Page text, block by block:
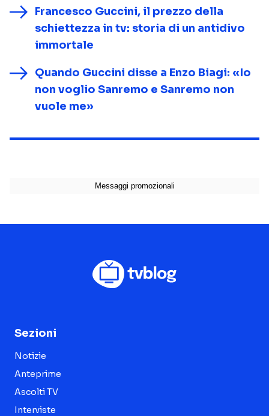
Francesco Guccini, il prezzo della
schiettezza in tv: storia di un antidivo
immortale
Quando Guccini disse a Enzo Biagi: «Io
non voglio Sanremo e Sanremo non
vuole me»
Sezioni
Notizie
Anteprime
Ascolti TV
Interviste